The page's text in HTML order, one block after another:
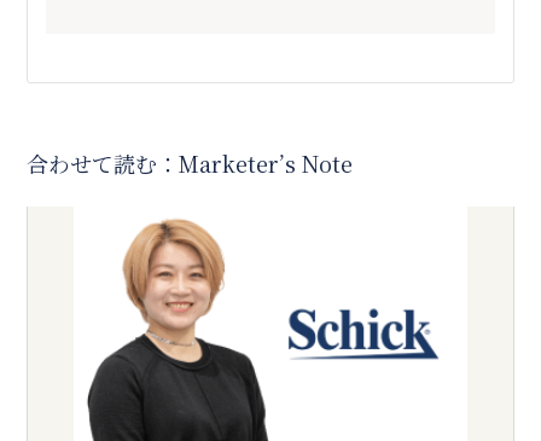
合わせて読む：Marketer’s Note